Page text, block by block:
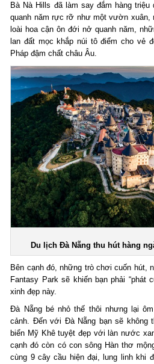
Bà Nà Hills đã làm say đắm hàng
quanh năm rực rỡ như một vườn xuân,
loài hoa cận ôn đới nở quanh năm,
lan đất mọc khắp núi tô điểm cho vẻ
Pháp đậm chất châu Âu.
Du lịch Đà Nẵng thu hút hàng
Bên cạnh đó, những trò chơi cuốn hút,
Fantasy Park sẽ khiến bạn phải “phát
xinh đẹp này.
Đà Nẵng bé nhỏ thế thôi nhưng lại
cảnh. Đến với Đà Nẵng bạn sẽ không
biển Mỹ Khê tuyệt đẹp với làn nước
cạnh đó còn có con sông Hàn thơ
cùng 9 cây cầu hiện đại, lung linh khi